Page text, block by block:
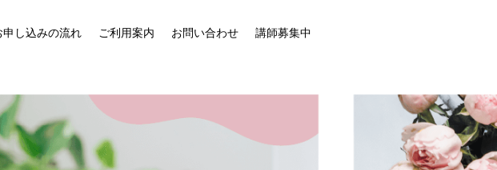
申し込みの流れ ご利用案内 お問い合わせ 講師募集中